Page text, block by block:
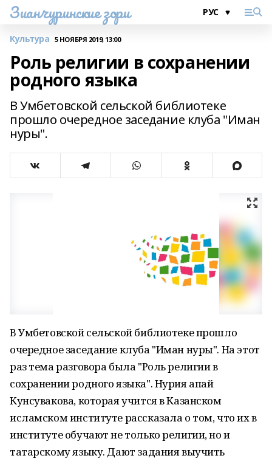
Зианчуринские зори
Культура 5 НОЯБРЯ 2019, 13:00
Роль религии в сохранении
родного языка
В Умбетовской сельской библиотеке
прошло очередное заседание клуба "Иман
нуры".
В Умбетовской сельской библиотеке прошло
очередное заседание клуба "Иман нуры". На этот
раз тема разговора была "Роль религии в
сохранении родного языка". Нурия апай
Кунсувакова, которая учится в Казанском
исламском институте рассказала о том, что их в
институте обучают не только религии, но и
татарскому языку. Дают задания выучить